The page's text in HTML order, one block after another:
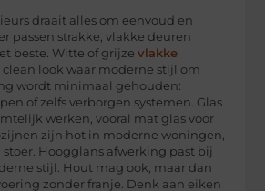
draait alles om eenvoud en
passen strakke, vlakke deuren
beste. Witte of grijzevlakke
clean look waar moderne stijl om
wordt minimaal gehouden:
of zelfs verborgen systemen. Glas
werken, vooral mat glas voor
zijn hot in moderne woningen,
Hoogglans afwerking past bij
stijl. Hout mag ook, maar dan
zonder franje. Denk aan eiken